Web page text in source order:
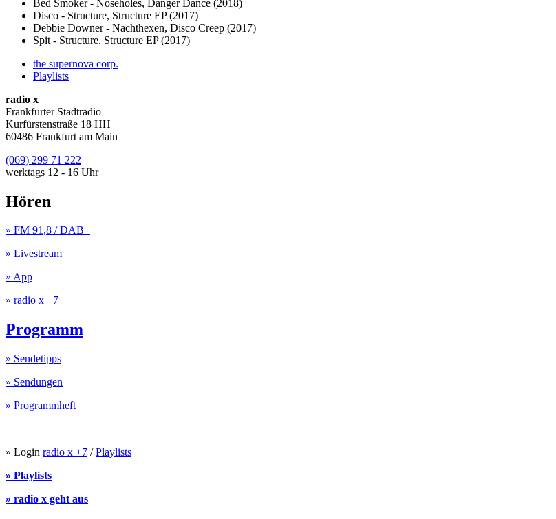
Bed Smoker - Noseholes, Danger Dance (2018)
Disco - Structure, Structure EP (2017)
Debbie Downer - Nachthexen, Disco Creep (2017)
Spit - Structure, Structure EP (2017)
the supernova corp.
Playlists
radio x
Frankfurter Stadtradio
Kurfürstenstraße 18 HH
60486 Frankfurt am Main
(069) 299 71 222
werktags 12 - 16 Uhr
Hören
» FM 91,8 / DAB+
» Livestream
» App
» radio x +7
Programm
» Sendetipps
» Sendungen
» Programmheft
» Login radio x +7 /Playlists
» Playlists
» radio x geht aus